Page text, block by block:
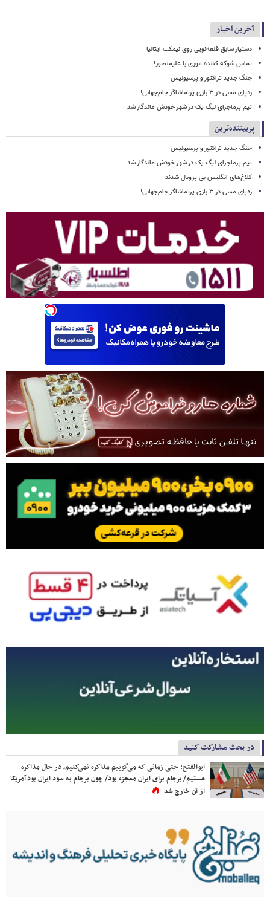
آخرین اخبار
دستیار سابق قلعه‌نویی روی نیمکت ایتالیا
تماس شوکه کننده موری با علیمنصور!
جنگ جدید تراکتور و پرسپولیس
ردپای مسی در ۳ بازی پرتماشاگر جام‌جهانی!
تیم پرماجرای لیگ یک در شهر خودش ماندگار شد
پربیننده‌ترین
جنگ جدید تراکتور و پرسپولیس
تیم پرماجرای لیگ یک در شهر خودش ماندگار شد
کلاغ‌های انگلیس بی پروبال شدند
ردپای مسی در ۳ بازی پرتماشاگر جام‌جهانی!
در بحث مشارکت کنید
ابوالفتح: حتی زمانی که می‌گوییم مذاکره نمی‌کنیم، در حال مذاکره
هستیم/ برجام برای ایران معجزه بود/ چون برجام به سود ایران بود آمریکا
از آن خارج شد